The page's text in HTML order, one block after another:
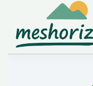
contenu